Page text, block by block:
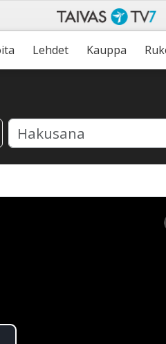
Lehdet Kauppa